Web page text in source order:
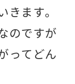
ます。
のですが
ってどん